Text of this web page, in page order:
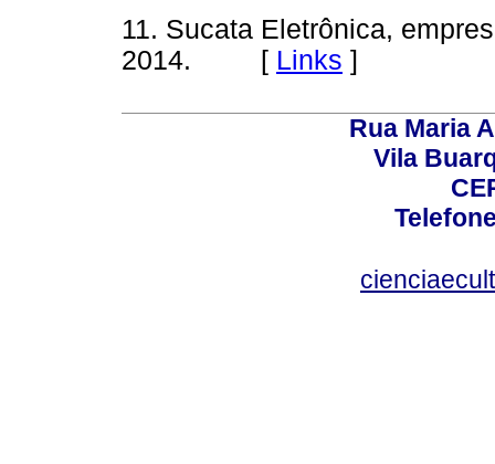
11. Sucata Eletrônica,
2014. [ Links ]
Rua Maria
Vila